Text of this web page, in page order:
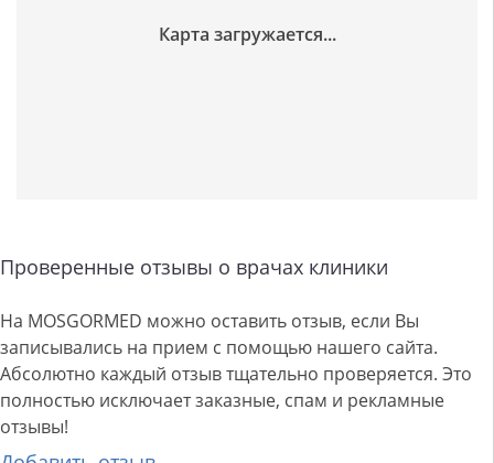
Проверенные отзывы о врачах клиники
На MOSGORMED можно оставить отзыв, если Вы
записывались на прием с помощью нашего сайта.
Абсолютно каждый отзыв тщательно проверяется. Это
полностью исключает заказные, спам и рекламные
отзывы!